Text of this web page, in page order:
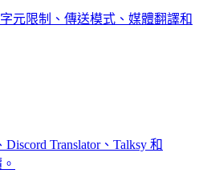
元限制、傳送模式、媒體翻譯和
Translator、Talksy 和